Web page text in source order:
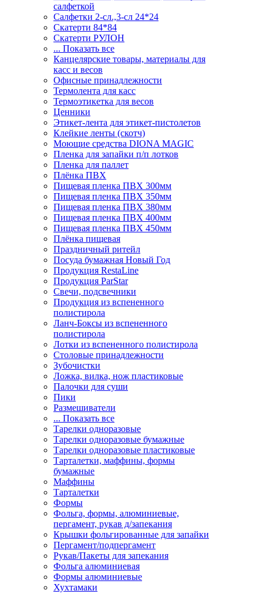
салфеткой
Салфетки 2-сл.,3-сл 24*24
Скатерти 84*84
Скатерти РУЛОН
... Показать все
Канцелярские товары, материалы для
касс и весов
Офисные принадлежности
Термолента для касс
Термоэтикетка для весов
Ценники
Этикет-лента для этикет-пистолетов
Клейкие ленты (скотч)
Моющие средства DIONA MAGIC
Пленка для запайки п/п лотков
Пленка для паллет
Плёнка ПВХ
Пищевая пленка ПВХ 300мм
Пищевая пленка ПВХ 350мм
Пищевая пленка ПВХ 380мм
Пищевая пленка ПВХ 400мм
Пищевая пленка ПВХ 450мм
Плёнка пищевая
Праздничный ритейл
Посуда бумажная Новый Год
Продукция RestaLine
Продукция РarStar
Свечи, подсвечники
Продукция из вспененного
полистирола
Ланч-Боксы из вспененного
полистирола
Лотки из вспененного полистирола
Столовые принадлежности
Зубочистки
Ложка, вилка, нож пластиковые
Палочки для суши
Пики
Размешиватели
... Показать все
Тарелки одноразовые
Тарелки одноразовые бумажные
Тарелки одноразовые пластиковые
Тарталетки, маффины, формы
бумажные
Маффины
Тарталетки
Формы
Фольга, формы, алюминиевые,
пергамент, рукав д/запекания
Крышки фольгированные для запайки
Пергамент/подпергамент
Рукав/Пакеты для запекания
Фольга алюминиевая
Формы алюминиевые
Хухтамаки